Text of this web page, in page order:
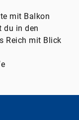
mit Balkon
du in den
Reich mit Blick